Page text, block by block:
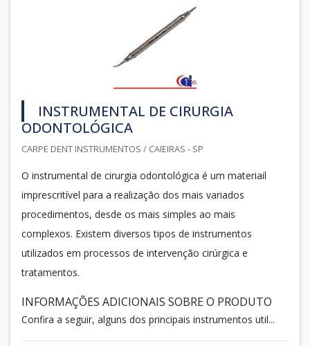
INSTRUMENTAL DE CIRURGIA
ODONTOLÓGICA
CARPE DENT INSTRUMENTOS / CAIEIRAS - SP
O instrumental de cirurgia odontológica é um materiail
imprescritível para a realização dos mais variados
procedimentos, desde os mais simples ao mais
complexos. Existem diversos tipos de instrumentos
utilizados em processos de intervenção cirúrgica e
tratamentos.
INFORMAÇÕES ADICIONAIS SOBRE O PRODUTO
Confira a seguir, alguns dos principais instrumentos util...